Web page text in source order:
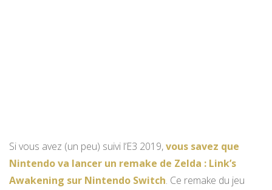
Si vous avez (un peu) suivi l’E3 2019,vous savez que
Nintendo va lancer un remake de Zelda : Link’s
Awakening sur Nintendo Switch. Ce remake du jeu